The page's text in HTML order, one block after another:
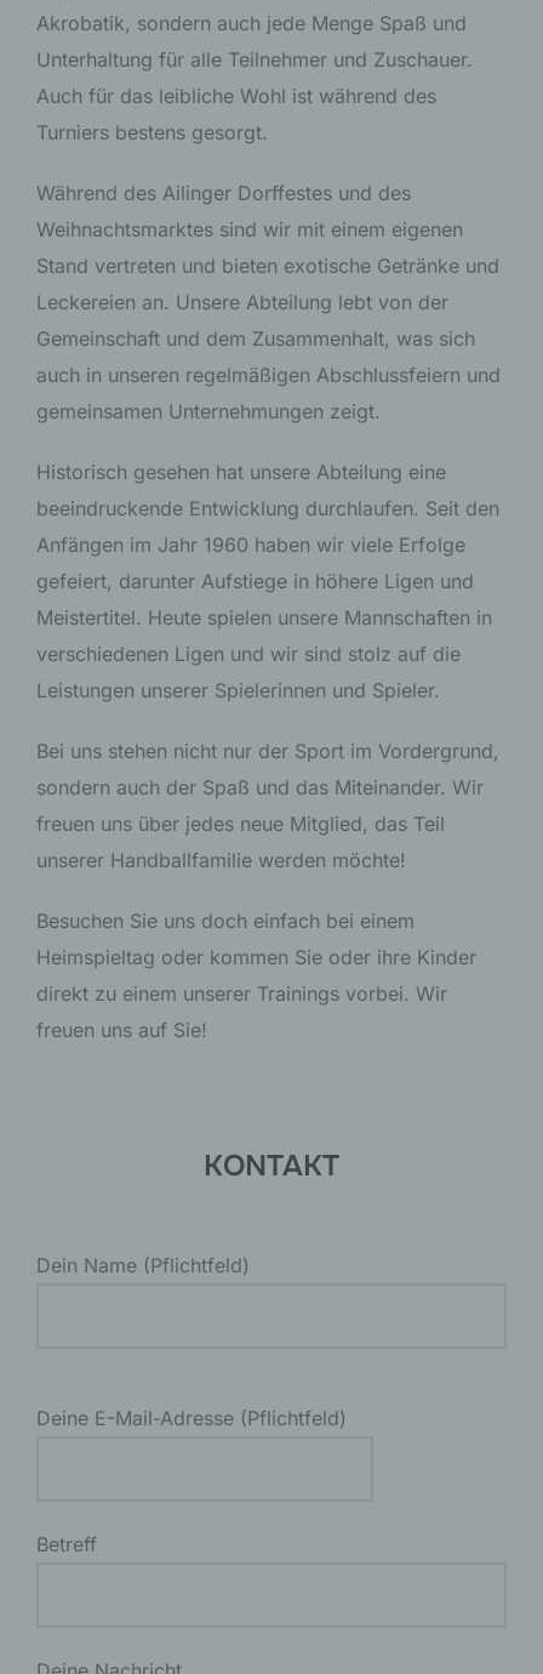
Akrobatik, sondern auch jede Menge Spaß und
Unterhaltung für alle Teilnehmer und Zuschauer.
Auch für das leibliche Wohl ist während des
Turniers bestens gesorgt.
Während des Ailinger Dorffestes und des
Weihnachtsmarktes sind wir mit einem eigenen
Stand vertreten und bieten exotische Getränke und
Leckereien an. Unsere Abteilung lebt von der
Gemeinschaft und dem Zusammenhalt, was sich
auch in unseren regelmäßigen Abschlussfeiern und
gemeinsamen Unternehmungen zeigt.
Historisch gesehen hat unsere Abteilung eine
beeindruckende Entwicklung durchlaufen. Seit den
Anfängen im Jahr 1960 haben wir viele Erfolge
gefeiert, darunter Aufstiege in höhere Ligen und
Meistertitel. Heute spielen unsere Mannschaften in
verschiedenen Ligen und wir sind stolz auf die
Leistungen unserer Spielerinnen und Spieler.
Bei uns stehen nicht nur der Sport im Vordergrund,
sondern auch der Spaß und das Miteinander. Wir
freuen uns über jedes neue Mitglied, das Teil
unserer Handballfamilie werden möchte!
Besuchen Sie uns doch einfach bei einem
Heimspieltag oder kommen Sie oder ihre Kinder
direkt zu einem unserer Trainings vorbei. Wir
freuen uns auf Sie!
KONTAKT
Dein Name (Pflichtfeld)
i
e
Deine E-Mail-Adresse (Pflichtfeld)
Betreff